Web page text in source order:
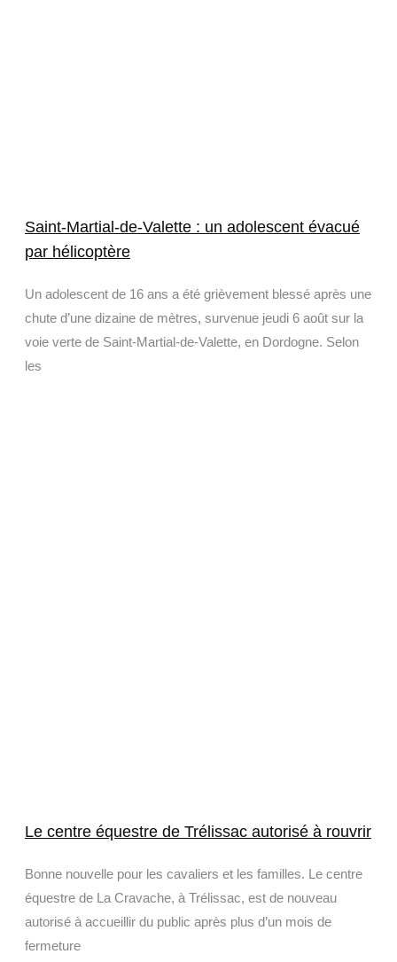
Saint-Martial-de-Valette : un adolescent évacué
par hélicoptère
Un adolescent de 16 ans a été grièvement blessé après une
chute d’une dizaine de mètres, survenue jeudi 6 août sur la
voie verte de Saint-Martial-de-Valette, en Dordogne. Selon
les
Le centre équestre de Trélissac autorisé à rouvrir
Bonne nouvelle pour les cavaliers et les familles. Le centre
équestre de La Cravache, à Trélissac, est de nouveau
autorisé à accueillir du public après plus d’un mois de
fermeture